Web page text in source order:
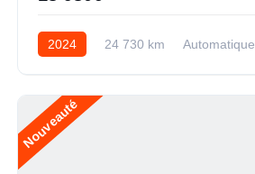
2024 24 730 km Automatique
Nouveauté